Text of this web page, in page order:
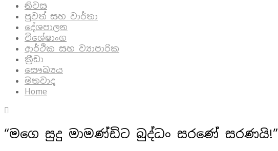
නිවස
පුවත් සහ වාර්තා
දේශපාලන
විශේෂාංග
ආර්ථික සහ ව්‍යාපාරික
ක්‍රීඩා
සෞඛ්‍යය
මතවාද
Home
“මගෙ සුදු මාමණ්ඩිට බුද්ධං සරණේ සරණයි!”